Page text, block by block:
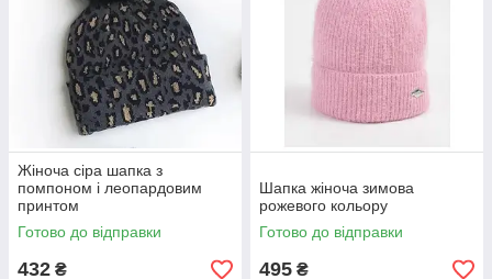
Жіноча сіра шапка з
помпоном і леопардовим
принтом
Готово до відправки
432 ₴
Шапка жіноча зимова
рожевого кольору
Готово до відправки
495 ₴